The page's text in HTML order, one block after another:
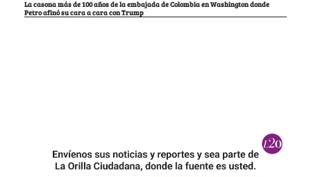
La casona más de 100 años de la embajada de Colombia en Washington donde
Petro afinó su cara a cara con Trump